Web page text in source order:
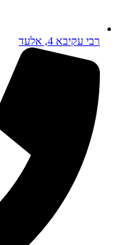
רבי עקיבא 4, אלעד